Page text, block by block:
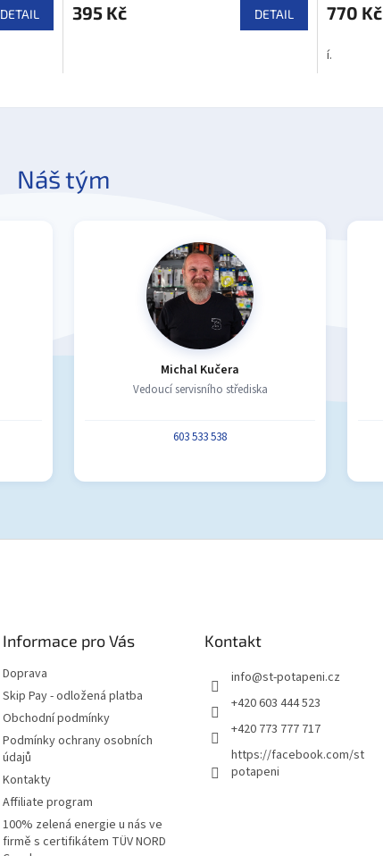
DETAIL 395 Kč DETAIL 770 Kč
í.
Náš tým
Michal Kučera
Vedoucí servisního střediska
603 533 538
Informace pro Vás
Doprava
Skip Pay - odložená platba
Obchodní podmínky
Podmínky ochrany osobních
údajů
Kontakty
Affiliate program
100% zelená energie u nás ve
firmě s certifikátem TÜV NORD
Kontakt
info@st-potapeni.cz
+420 603 444 523
+420 773 777 717
https://facebook.com/st
potapeni